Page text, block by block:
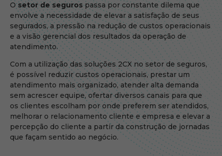
Osetor de segurospassa por constante dilema que
envolve a necessidade de elevar a satisfação de seus
segurados, a pressão na redução de custos operacionais
e a visão gerencial dos resultados da operação de
atendimento.
Com a utilização das soluções 2CX no setor de seguros,
é possível reduzir custos operacionais, prestar um
atendimento mais organizado, atender alta demanda
sem acrescer equipe, ofertar diversos canais para que
os clientes escolham por onde preferem ser atendidos,
melhorar o relacionamento cliente e empresa e elevar a
percepção do cliente a partir da construção de jornadas
que façam sentido ao negócio.